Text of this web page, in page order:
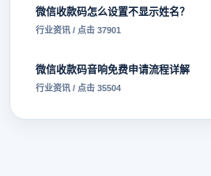
微信收款码怎么设置不显示姓名？
行业资讯 / 点击 37901
微信收款码音响免费申请流程详解
行业资讯 / 点击 35504